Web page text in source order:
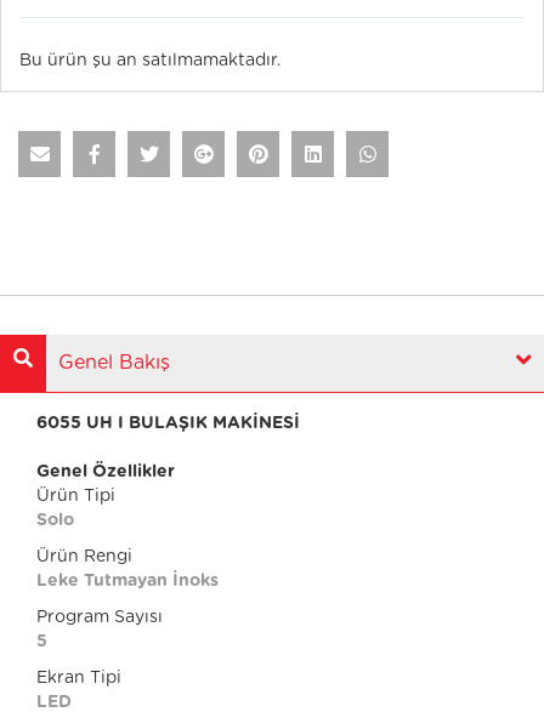
Bu ürün şu an satılmamaktadır.
Genel Bakış
6055 UH I BULAŞIK MAKİNESİ
Genel Özellikler
Ürün Tipi
Solo
Ürün Rengi
Leke Tutmayan İnoks
Program Sayısı
5
Ekran Tipi
LED